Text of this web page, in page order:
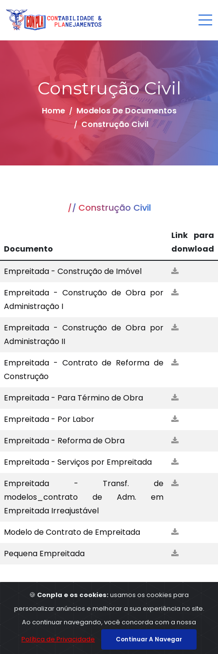
Construção Civil
Home
Modelos De Documentos
Construção Civil
Construção Civil
Documento
Link para
donwload
Empreitada - Construção de Imóvel
Empreitada - Construção de Obra por
Administração I
Empreitada - Construção de Obra por
Administração II
Empreitada - Contrato de Reforma de
Construção
Empreitada - Para Término de Obra
Empreitada - Por Labor
Empreitada - Reforma de Obra
Empreitada - Serviços por Empreitada
Empreitada - Transf. de
modelos_contrato de Adm. em
Empreitada Irreajustável
Modelo de Contrato de Empreitada
Pequena Empreitada
🍪 Conpla e os cookies:usamos os cookies para
personalizar anúncios e melhorar a sua experiência no site.
Ao continuar navegando, você concorda com a nossa
Política de Privacidade
Continuar A Navegar
©2023 Conpla - Contabilidade e planejamentos